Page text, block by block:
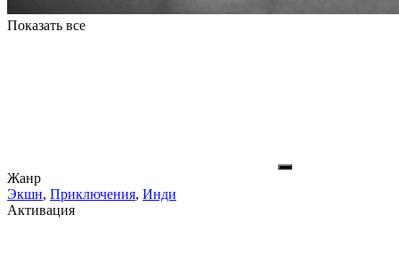
Показать все
Жанр
Экшн, Приключения, Инди
Активация